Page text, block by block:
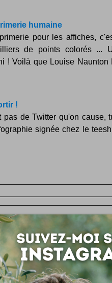
humaine
pour les affiches,
de points colorés ...
! Voilà que Louise Naunton
!
pas de Twitter qu'on cause,
signée chez le